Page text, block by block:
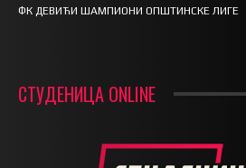
ФК ДЕВИЋИ ШАМПИОНИ ОПШТИНСКЕ ЛИГЕ
СТУДЕНИЦА ONLINE